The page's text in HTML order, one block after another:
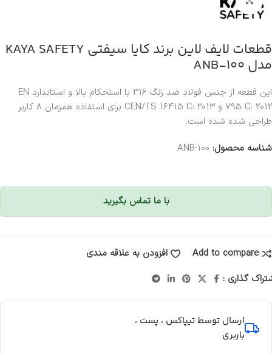
قطعات لایف لاین برند کایا سیفتی KAYA SAFETY
مدل ANB-100
این قطعه از جنس فولاد ضد زنگ 316 با استحکام بالا و استاندارد EN
795 C: 2012 و CEN/TS 16415 C: 2013 برای استفاده همزمان 8 کاربر
طراحی شده شده است.
شناسه محصول: ANB-100
با ما تماس بگیرید
Add to compare
افزودن به علاقه مندی
گذاری :
ارسال توسط تیپاکس ، پست ،
باربری